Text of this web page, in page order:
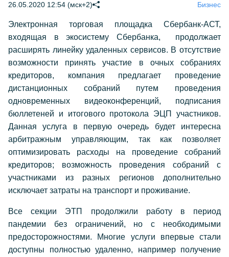
26.05.2020 12:54 (мск+2) Бизнес
Электронная торговая площадка Сбербанк-АСТ,
входящая в экосистему Сбербанка, продолжает
расширять линейку удаленных сервисов. В отсутствие
возможности принять участие в очных собраниях
кредиторов, компания предлагает проведение
дистанционных собраний путем проведения
одновременных видеоконференций, подписания
бюллетеней и итогового протокола ЭЦП участников.
Данная услуга в первую очередь будет интересна
арбитражным управляющим, так как позволяет
оптимизировать расходы на проведение собраний
кредиторов; возможность проведения собраний с
участниками из разных регионов дополнительно
исключает затраты на транспорт и проживание.
Все секции ЭТП продолжили работу в период
пандемии без ограничений, но с необходимыми
предосторожностями. Многие услуги впервые стали
доступны полностью удаленно, например получение